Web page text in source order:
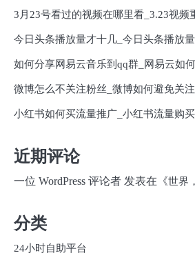
3月23号看过的视频在哪里看_3.23视频
今日头条播放量才十几_今日头条播放
如何分享网易云音乐到qq群_网易云如
微博怎么不关注粉丝_微博如何避免关注
小红书如何买流量推广_小红书流量购
近期评论
一位 WordPress 评论者 发表在《世界
分类
24小时自助平台